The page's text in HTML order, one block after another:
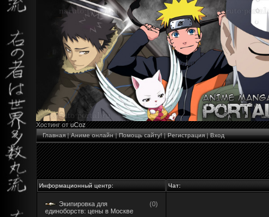
Хостинг отuCoz
Главная|Аниме онлайн|Помощь сайту!|Регистрация|Вход
Информационный центр: Чат:
Экипировка для
единоборств: цены в Москве
(0)